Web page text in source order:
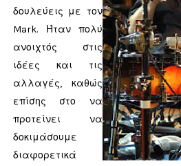
δουλεύεις με τον
Mark.
Ήταν πολύ
ανοιχτός στις
ιδέες και τις
αλλαγές, καθώς
επίσης στο να
προτείνει να
δοκιμάσουμε
διαφορετικά